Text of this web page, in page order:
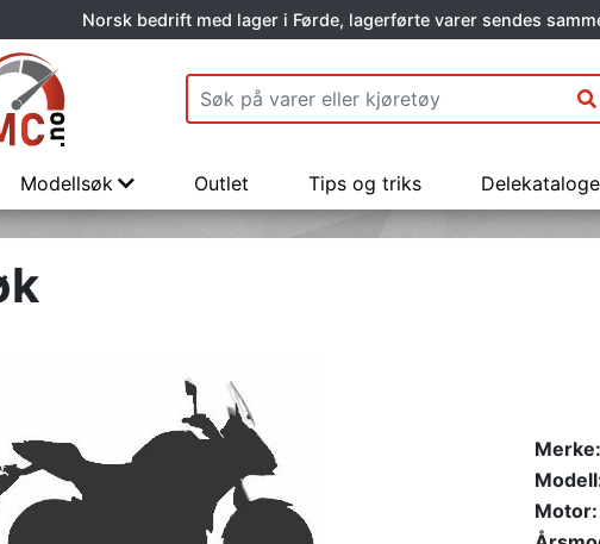
Norsk bedrift med lager i Førde, lagerførte varer sendes
Modellsøk Outlet Tips og triks
Merke:
Motor: